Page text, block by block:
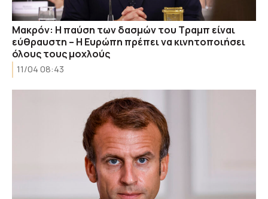
Μακρόν: Η παύση των δασμών του Τραμπ είναι
εύθραυστη – H Ευρώπη πρέπει να κινητοποιήσει
όλους τους μοχλούς
11/04 08:43